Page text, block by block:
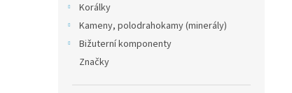
Korálky
Kameny, polodrahokamy (minerály)
Bižuterní komponenty
Značky